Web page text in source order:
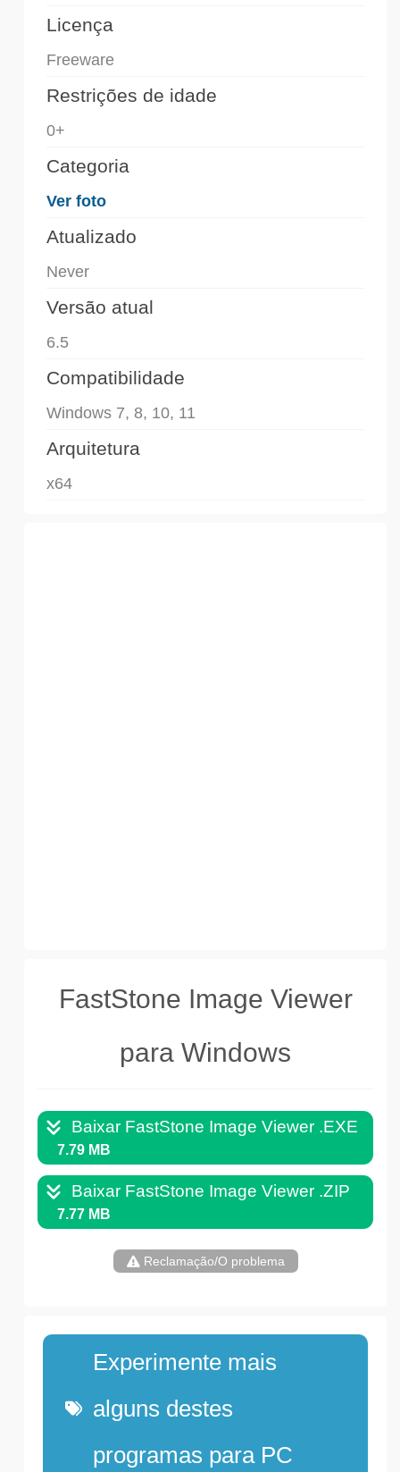
Licença
Freeware
Restrições de idade
0+
Categoria
Ver foto
Atualizado
Never
Versão atual
6.5
Compatibilidade
Windows 7, 8, 10, 11
Arquitetura
x64
FastStone Image Viewer
para Windows
Baixar FastStone Image Viewer .EXE
7.79 MB
Baixar FastStone Image Viewer .ZIP
7.77 MB
Reclamação/O problema
Experimente mais
alguns destes
programas para PC